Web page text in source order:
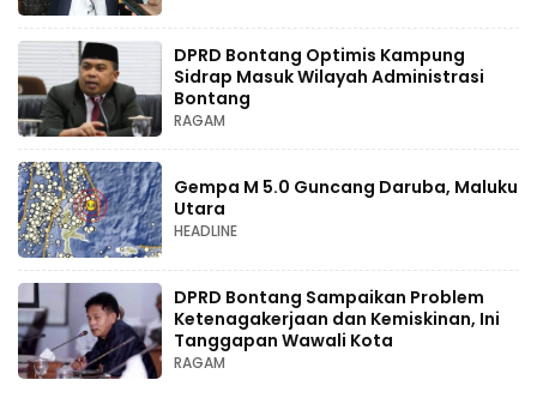
DPRD Bontang Optimis Kampung
Sidrap Masuk Wilayah Administrasi
Bontang
RAGAM
Gempa M 5.0 Guncang Daruba, Maluku
Utara
HEADLINE
DPRD Bontang Sampaikan Problem
Ketenagakerjaan dan Kemiskinan, Ini
Tanggapan Wawali Kota
RAGAM